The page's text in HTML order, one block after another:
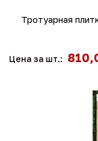
Тротуарная
Цена за шт.: